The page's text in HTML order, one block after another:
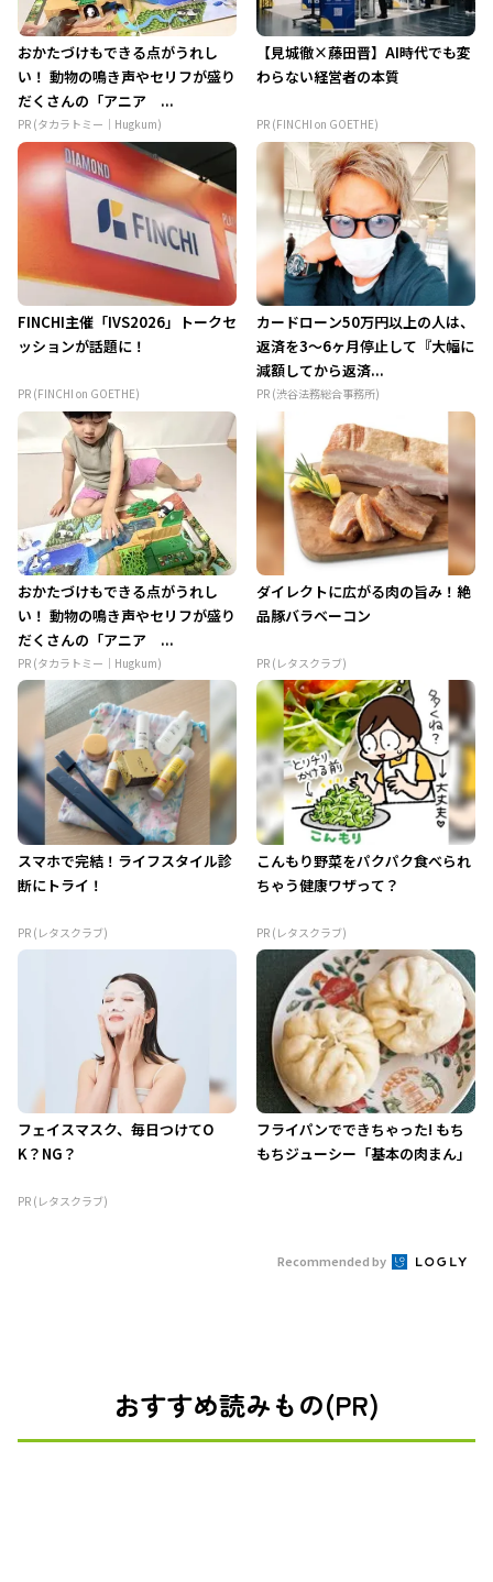
おかたづけもできる点がうれし
い！ 動物の鳴き声やセリフが盛り
だくさんの「アニア ...
PR (タカラトミー｜Hugkum)
【見城徹×藤田晋】AI時代でも変
わらない経営者の本質
PR (FINCHI on GOETHE)
FINCHI主催「IVS2026」トークセ
ッションが話題に！
PR (FINCHI on GOETHE)
カードローン50万円以上の人は、
返済を3～6ヶ月停止して『大幅に
減額してから返済...
PR (渋谷法務総合事務所)
おかたづけもできる点がうれし
い！ 動物の鳴き声やセリフが盛り
だくさんの「アニア ...
PR (タカラトミー｜Hugkum)
ダイレクトに広がる肉の旨み！絶
品豚バラベーコン
PR (レタスクラブ)
スマホで完結！ライフスタイル診
断にトライ！
PR (レタスクラブ)
こんもり野菜をパクパク食べられ
ちゃう健康ワザって？
PR (レタスクラブ)
フェイスマスク、毎日つけてO
K？NG？
PR (レタスクラブ)
フライパンでできちゃった! もち
もちジューシー「基本の肉まん」
Recommended by
おすすめ読みもの(PR)